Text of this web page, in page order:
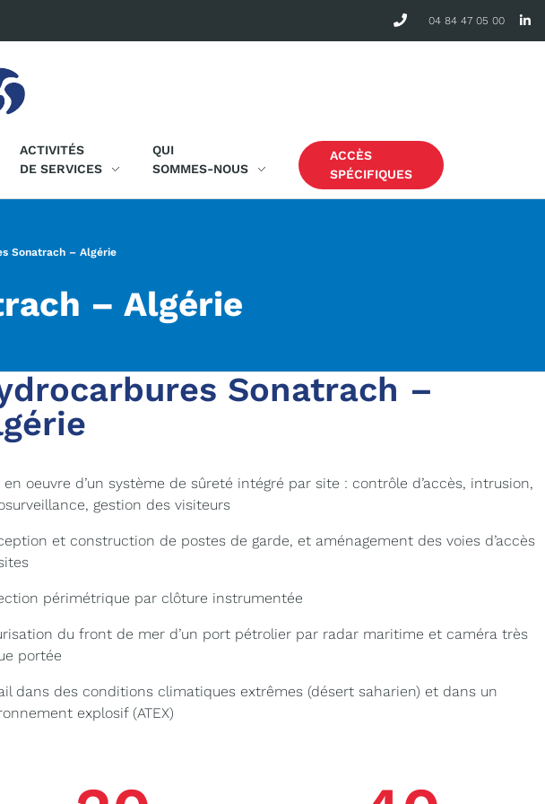
04 84 47 05 00
ACTIVITÉS
DE SERVICES
QUI
SOMMES-NOUS
ACCÈS
SPÉCIFIQUES
Sonatrach – Algérie
– Algérie
Sonatrach –
en oeuvre d’un système de sûreté intégré par site : contrôle d’accès, intrusion,
gestion des visiteurs
et construction de postes de garde, et aménagement des voies d’accès
périmétrique par clôture instrumentée
du front de mer d’un port pétrolier par radar maritime et caméra très
portée
dans des conditions climatiques extrêmes (désert saharien) et dans un
explosif (ATEX)